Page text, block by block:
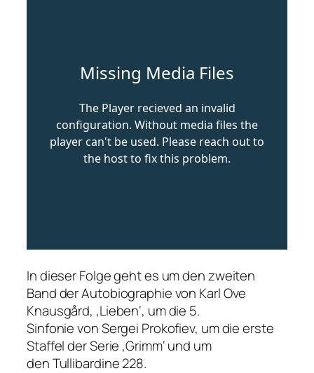
In dieser Folge geht es um den zweiten
Band der Autobiographie von Karl Ove
Knausgård, ‚Lieben‘, um die 5.
Sinfonie von Sergei Prokofiev, um die erste
Staffel der Serie ‚Grimm‘ und um
den Tullibardine 228.